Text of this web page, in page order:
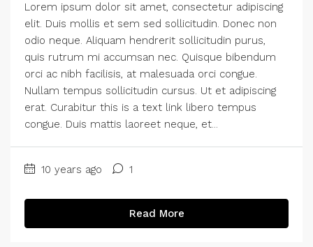
Lorem ipsum dolor sit amet, consectetur adipiscing
elit. Duis mollis et sem sed sollicitudin. Donec non
odio neque. Aliquam hendrerit sollicitudin purus,
quis rutrum mi accumsan nec. Quisque bibendum
orci ac nibh facilisis, at malesuada orci congue.
Nullam tempus sollicitudin cursus. Ut et adipiscing
erat. Curabitur this is a text link libero tempus
congue. Duis mattis laoreet neque, et...
10 years ago 1
Read More